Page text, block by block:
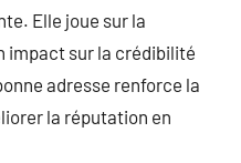
Elle joue sur la
impact sur la crédibilité
adresse renforce la
la réputation en